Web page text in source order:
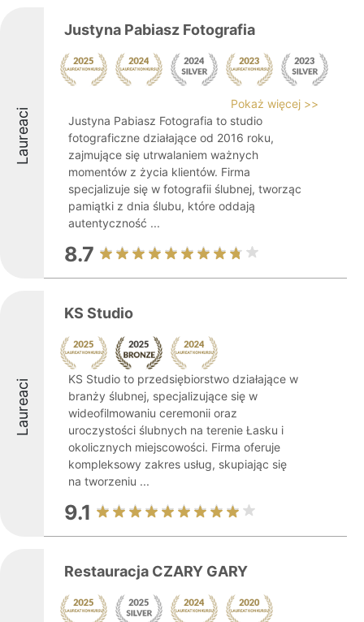
Laureaci
Justyna Pabiasz Fotografia
Pokaż więcej >>
Justyna Pabiasz Fotografia to studio
fotograficzne działające od 2016 roku,
zajmujące się utrwalaniem ważnych
momentów z życia klientów. Firma
specjalizuje się w fotografii ślubnej, tworząc
pamiątki z dnia ślubu, które oddają
autentyczność ...
8.7
Laureaci
KS Studio
KS Studio to przedsiębiorstwo działające w
branży ślubnej, specjalizujące się w
wideofilmowaniu ceremonii oraz
uroczystości ślubnych na terenie Łasku i
okolicznych miejscowości. Firma oferuje
kompleksowy zakres usług, skupiając się
na tworzeniu ...
9.1
Restauracja CZARY GARY